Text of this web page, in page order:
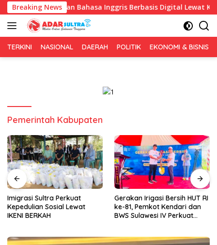
Langsung
ke
konten
Breaking News
Pembelajaran Bahasa Inggris Berbasis Digital Lewat KKN
TERKINI NASIONAL DAERAH POLITIK EKONOMI & BISNIS
Pemerintah Kabupaten
Imigrasi Sultra Perkuat
Kepedulian Sosial Lewat
IKENI BERKAH
Gerakan Irigasi Bersih HUT RI
ke-81, Pemkot Kendari dan
BWS Sulawesi IV Perkuat